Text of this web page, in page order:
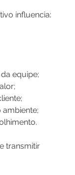
influencia:
equipe;
ambiente;
transmitir